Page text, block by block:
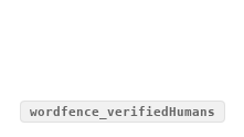
wordfence_verifiedHumans